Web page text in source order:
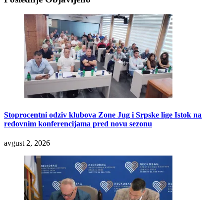
Stoprocentni odziv klubova Zone Jug i Srpske lige Istok na
redovnim konferencijama pred novu sezonu
avgust 2, 2026